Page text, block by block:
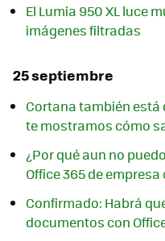
El Lumia 950 XL luce
imágenes filtradas
25 septiembre
Cortana también está
te mostramos cómo
¿Por qué aun no
Office 365 de
Confirmado: Habrá
documentos con